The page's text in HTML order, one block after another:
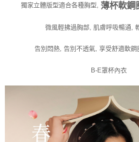
獨家立體版型適合各種胸型, 薄杯軟鋼
微風輕拂過胸部, 肌膚呼吸暢通,
告別悶熱, 告別不透氣, 享受舒適軟鋼
B-E罩杯內衣